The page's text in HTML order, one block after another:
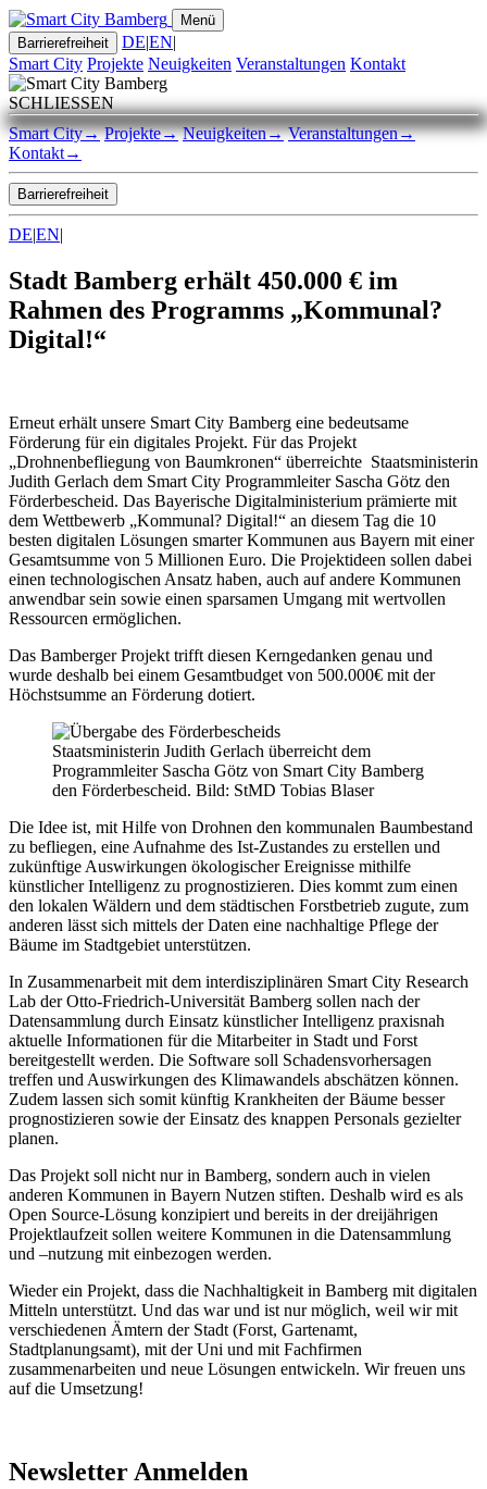
Menü
Barrierefreiheit
DE|EN|
Smart City Projekte Neuigkeiten Veranstaltungen Kontakt
SCHLIESSEN
Smart City→ Projekte→ Neuigkeiten→ Veranstaltungen→
Kontakt→
Barrierefreiheit
DE|EN|
Stadt Bamberg erhält 450.000 € im
Rahmen des Programms „Kommunal?
Digital!“
Erneut erhält unsere Smart City Bamberg eine bedeutsame
Förderung für ein digitales Projekt. Für das Projekt
„Drohnenbefliegung von Baumkronen“ überreichte Staatsministerin
Judith Gerlach dem Smart City Programmleiter Sascha Götz den
Förderbescheid. Das Bayerische Digitalministerium prämierte mit
dem Wettbewerb „Kommunal? Digital!“ an diesem Tag die 10
besten digitalen Lösungen smarter Kommunen aus Bayern mit einer
Gesamtsumme von 5 Millionen Euro. Die Projektideen sollen dabei
einen technologischen Ansatz haben, auch auf andere Kommunen
anwendbar sein sowie einen sparsamen Umgang mit wertvollen
Ressourcen ermöglichen.
Das Bamberger Projekt trifft diesen Kerngedanken genau und
wurde deshalb bei einem Gesamtbudget von 500.000€ mit der
Höchstsumme an Förderung dotiert.
Staatsministerin Judith Gerlach überreicht dem
Programmleiter Sascha Götz von Smart City Bamberg
den Förderbescheid. Bild: StMD Tobias Blaser
Die Idee ist, mit Hilfe von Drohnen den kommunalen Baumbestand
zu befliegen, eine Aufnahme des Ist-Zustandes zu erstellen und
zukünftige Auswirkungen ökologischer Ereignisse mithilfe
künstlicher Intelligenz zu prognostizieren. Dies kommt zum einen
den lokalen Wäldern und dem städtischen Forstbetrieb zugute, zum
anderen lässt sich mittels der Daten eine nachhaltige Pflege der
Bäume im Stadtgebiet unterstützen.
In Zusammenarbeit mit dem interdisziplinären Smart City Research
Lab der Otto-Friedrich-Universität Bamberg sollen nach der
Datensammlung durch Einsatz künstlicher Intelligenz praxisnah
aktuelle Informationen für die Mitarbeiter in Stadt und Forst
bereitgestellt werden. Die Software soll Schadensvorhersagen
treffen und Auswirkungen des Klimawandels abschätzen können.
Zudem lassen sich somit künftig Krankheiten der Bäume besser
prognostizieren sowie der Einsatz des knappen Personals gezielter
planen.
Das Projekt soll nicht nur in Bamberg, sondern auch in vielen
anderen Kommunen in Bayern Nutzen stiften. Deshalb wird es als
Open Source-Lösung konzipiert und bereits in der dreijährigen
Projektlaufzeit sollen weitere Kommunen in die Datensammlung
und –nutzung mit einbezogen werden.
Wieder ein Projekt, dass die Nachhaltigkeit in Bamberg mit digitalen
Mitteln unterstützt. Und das war und ist nur möglich, weil wir mit
verschiedenen Ämtern der Stadt (Forst, Gartenamt,
Stadtplanungsamt), mit der Uni und mit Fachfirmen
zusammenarbeiten und neue Lösungen entwickeln. Wir freuen uns
auf die Umsetzung!
Newsletter Anmelden